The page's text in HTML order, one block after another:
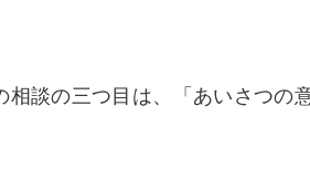
相談の三つ目は、「あいさつの